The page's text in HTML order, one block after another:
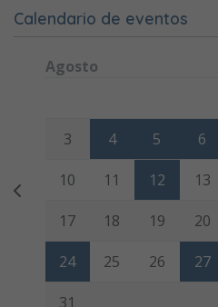
Calendario de eventos
Agosto
3 4 5 6
10 11 12 13
17 18 19 20
24 25 26 27
31